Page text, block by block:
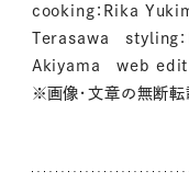
cooking：Rika
Terasawa styling
Akiyama web edit
※画像・文章の無断転